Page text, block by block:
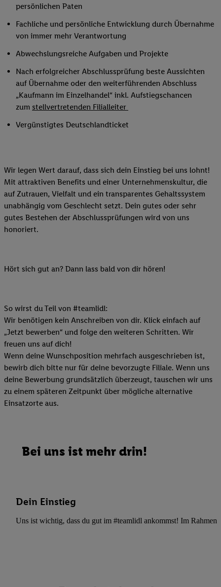
persönlichen Paten
Fachliche und persönliche Entwicklung durch Übernahme
von immer mehr Verantwortung
Abwechslungsreiche Aufgaben und Projekte
Nach erfolgreicher Abschlussprüfung beste Aussichten
auf Übernahme oder den weiterführenden Abschluss
„Kaufmann im Einzelhandel“ inkl. Aufstiegschancen
zum stellvertretenden Filialleiter
Vergünstigtes Deutschlandticket
Wir legen Wert darauf, dass sich dein Einstieg bei uns lohnt!
Mit attraktiven Benefits und einer Unternehmenskultur, die
auf Zutrauen, Vielfalt und ein transparentes Gehaltssystem
unabhängig vom Geschlecht setzt. Dein gutes oder sehr
gutes Bestehen der Abschlussprüfungen wird von uns
honoriert.
Hört sich gut an? Dann lass bald von dir hören!
So wirst du Teil von #teamlidl:
Wir benötigen kein Anschreiben von dir. Klick einfach auf
„Jetzt bewerben“ und folge den weiteren Schritten. Wir
freuen uns auf dich!
Wenn deine Wunschposition mehrfach ausgeschrieben ist,
bewirb dich bitte nur für deine bevorzugte Filiale. Wenn uns
deine Bewerbung grundsätzlich überzeugt, tauschen wir uns
zu einem späteren Zeitpunkt über mögliche alternative
Einsatzorte aus.
Bei uns ist mehr drin!
Dein Einstieg
Uns ist wichtig, dass du gut im #teamlidl ankommst! Im Rahmen